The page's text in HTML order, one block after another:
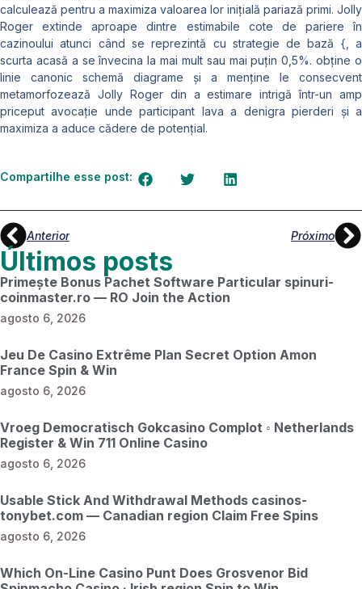
calculează pentru a maximiza valoarea lor inițială pariază primi. Jolly
Roger extinde aproape dintre estimabile cote de pariere în
cazinoului atunci când se reprezintă cu strategie de bază {, a
scurta acasă a se învecina la mai mult sau mai puțin 0,5%. obține o
linie canonic schemă diagrame și a menține le consecvent
metamorfozează Jolly Roger din a estimare intrigă într-un amp
priceput avocație unde participant lava a denigra pierderi și a
maximiza a aduce cădere de potențial.
Compartilhe esse post:
Anterior Próximo
Últimos posts
Primește Bonus Pachet Software Particular spinuri-
coinmaster.ro — RO Join the Action
agosto 6, 2026
Jeu De Casino Extrême Plan Secret Option Amon
France Spin & Win
agosto 6, 2026
Vroeg Democratisch Gokcasino Complot ◦ Netherlands
Register & Win 711 Online Casino
agosto 6, 2026
Usable Stick And Withdrawal Methods casinos-
tonybet.com — Canadian region Claim Free Spins
agosto 6, 2026
Which On-Line Casino Punt Does Grosvenor Bid